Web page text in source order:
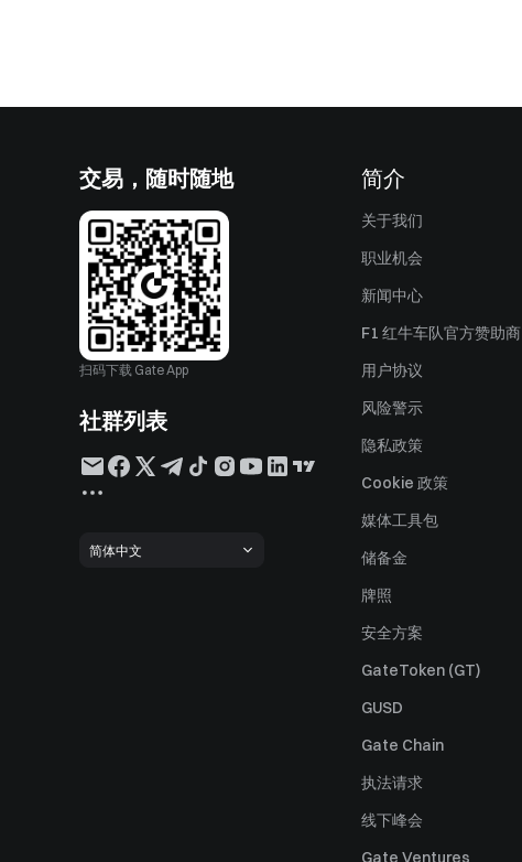
交易，随时随地
扫码下载 Gate App
社群列表
简体中文
简介
关于我们
职业机会
新闻中心
F1 红牛车队官方赞助商
用户协议
风险警示
隐私政策
Cookie 政策
媒体工具包
储备金
牌照
安全方案
GateToken (GT)
GUSD
Gate Chain
执法请求
线下峰会
Gate Ventures